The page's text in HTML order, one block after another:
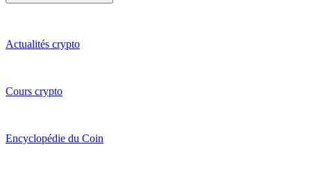
Actualités crypto
Cours crypto
Encyclopédie du Coin